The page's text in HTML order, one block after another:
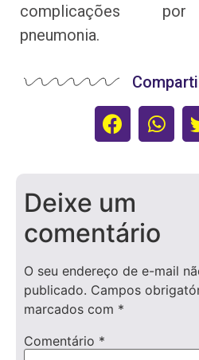
complicações
pneumonia.
Deixe um
comentário
O seu endereço de e-mail
publicado. Campos
marcados com *
Comentário *